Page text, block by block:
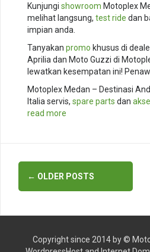
Kunjungi showroom Motoplex
melihat langsung, test ride dan
impian anda.
Tanyakan promo khusus di
Aprilia dan Moto Guzzi di
lewatkan kesempatan ini!
Motoplex Medan – Destinasi
Italia servis, spare parts dan
read more
Posts
navigation
← OLDER POSTS
Copyright since 2014 by ©